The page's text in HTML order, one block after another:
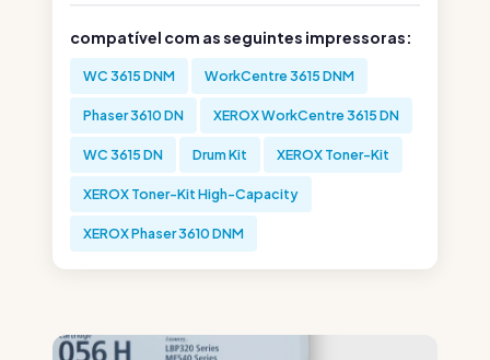
compatível com as seguintes impressoras:
WC 3615 DNM WorkCentre 3615 DNM
Phaser 3610 DN XEROX WorkCentre 3615 DN
WC 3615 DN Drum Kit XEROX Toner-Kit
XEROX Toner-Kit High-Capacity
XEROX Phaser 3610 DNM